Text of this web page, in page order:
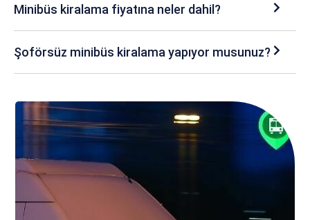
Minibüs kiralama fiyatına neler dahil?
Şoförsüz minibüs kiralama yapıyor musunuz?